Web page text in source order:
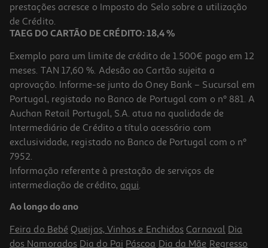
1.199,99 €
4.8
Smartphone Samsung Galaxy S26 Ultra 256gb Violeta
1399.99 €/un
1.399,99 €
prestações acresce o Imposto do Selo sobre a utilização
de Crédito.
TAEG DO CARTÃO DE CRÉDITO: 18,4 %
Exemplo para um limite de crédito de 1.500€ pago em 12
meses. TAN 17,60 %. Adesão ao Cartão sujeita a
aprovação. Informe-se junto do Oney Bank – Sucursal em
Portugal, registado no Banco de Portugal com o nº 881. A
Auchan Retail Portugal, S.A. atua na qualidade de
Intermediário de Crédito a título acessório com
exclusividade, registado no Banco de Portugal com o nº
7952.
Informação referente à prestação de serviços de
intermediação de crédito, aqui.
Ao longo do ano
Feira do Bebé Queijos, Vinhos e Enchidos Carnaval Dia
dos Namorados Dia do Pai Páscoa Dia da Mãe Regresso